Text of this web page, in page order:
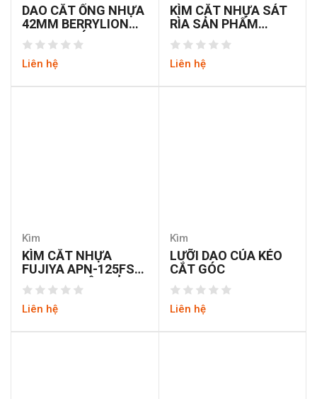
DAO CẮT ỐNG NHỰA
42MM BERRYLION
PVC301 CÁN 195MM
NHÔNG LÒ XO KÉO
Liên hệ
KÌM CẮT NHỰA SÁT
RÌA SẢN PHẨM
FUJIYA 910-125
Liên hệ
Kìm
KÌM CẮT NHỰA
FUJIYA APN-125FS
125MM NHẬT BẢN
Liên hệ
Kìm
LƯỠI DAO CỦA KÉO
CẮT GÓC
Liên hệ